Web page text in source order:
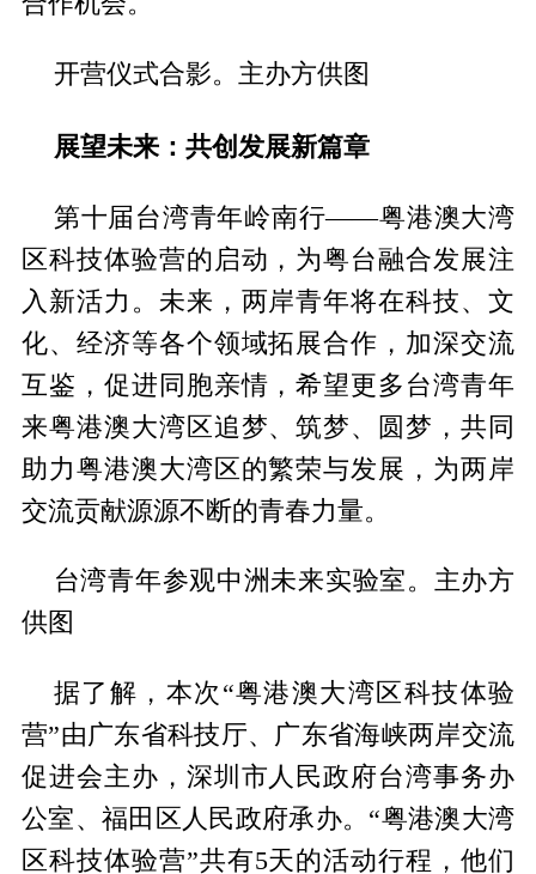
开营仪式合影。主办方供图
展望未来：共创发展新篇章
第十届台湾青年岭南行——粤港澳大湾
区科技体验营的启动，为粤台融合发展注
入新活力。未来，两岸青年将在科技、文
化、经济等各个领域拓展合作，加深交流
互鉴，促进同胞亲情，希望更多台湾青年
来粤港澳大湾区追梦、筑梦、圆梦，共同
助力粤港澳大湾区的繁荣与发展，为两岸
交流贡献源源不断的青春力量。
台湾青年参观中洲未来实验室。主办方
供图
据了解，本次“粤港澳大湾区科技体验
营”由广东省科技厅、广东省海峡两岸交流
促进会主办，深圳市人民政府台湾事务办
公室、福田区人民政府承办。“粤港澳大湾
区科技体验营”共有5天的活动行程，他们